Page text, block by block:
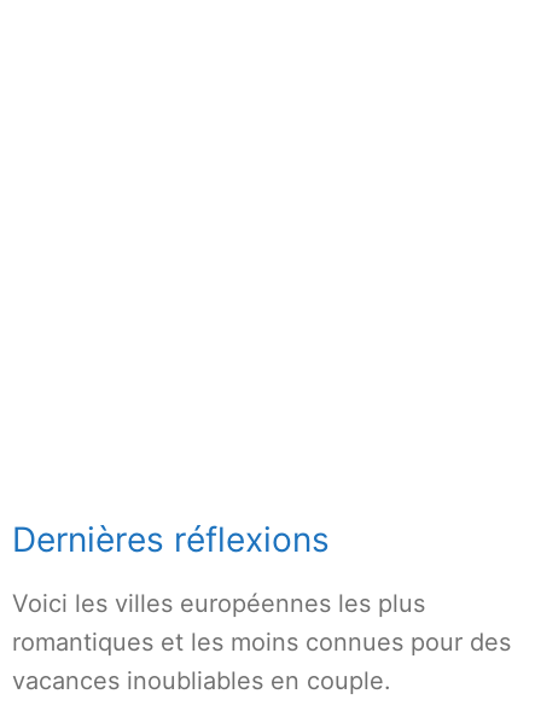
Dernières réflexions
Voici les villes européennes les plus
romantiques et les moins connues pour des
vacances inoubliables en couple.